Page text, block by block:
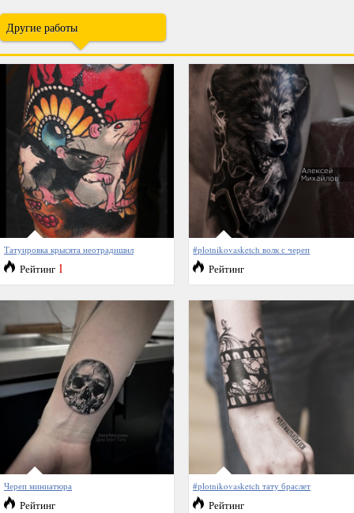
Другие работы
Татуировка крысята неотрадишнл
Рейтинг 1
#plotnikovasketch волк с череп
Рейтинг
Череп миниатюра
Рейтинг
#plotnikovasketch тату браслет
Рейтинг